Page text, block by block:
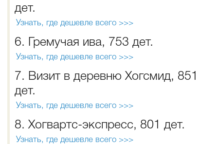
дет.
Узнать, где дешевле всего >>>
6. Гремучая ива, 753 дет.
Узнать, где дешевле всего >>>
7. Визит в деревню Хогсмид, 851
дет.
Узнать, где дешевле всего >>>
8. Хогвартс-экспресс, 801 дет.
Узнать, где дешевле всего >>>